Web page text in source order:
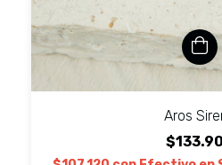
Aros